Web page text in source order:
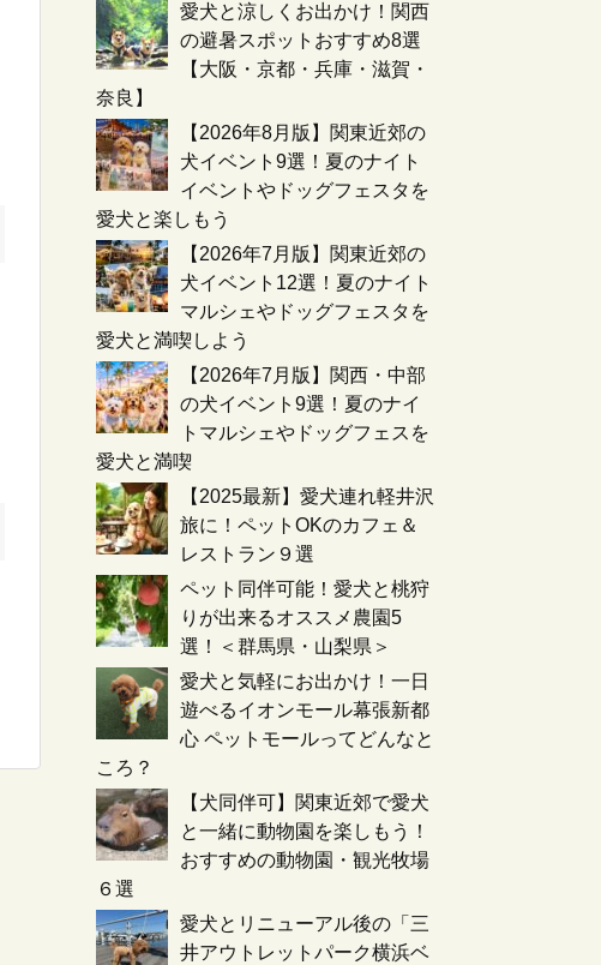
愛犬と涼しくお出かけ！関西
の避暑スポットおすすめ8選
【大阪・京都・兵庫・滋賀・
奈良】
【2026年8月版】関東近郊の
犬イベント9選！夏のナイト
イベントやドッグフェスタを
愛犬と楽しもう
【2026年7月版】関東近郊の
犬イベント12選！夏のナイト
マルシェやドッグフェスタを
愛犬と満喫しよう
【2026年7月版】関西・中部
の犬イベント9選！夏のナイ
トマルシェやドッグフェスを
愛犬と満喫
【2025最新】愛犬連れ軽井沢
旅に！ペットOKのカフェ＆
レストラン９選
ペット同伴可能！愛犬と桃狩
りが出来るオススメ農園5
選！＜群馬県・山梨県＞
愛犬と気軽にお出かけ！一日
遊べるイオンモール幕張新都
心 ペットモールってどんなと
ころ？
【犬同伴可】関東近郊で愛犬
と一緒に動物園を楽しもう！
おすすめの動物園・観光牧場
６選
愛犬とリニューアル後の「三
井アウトレットパーク横浜ベ